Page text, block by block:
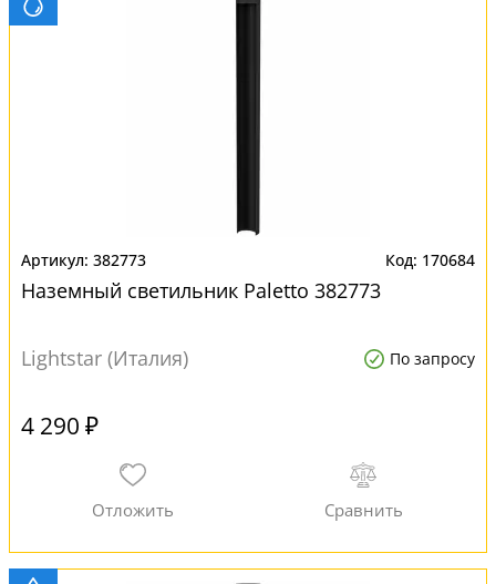
382773 170684
Наземный светильник Paletto 382773
Lightstar (Италия) По запросу
4 290 ₽